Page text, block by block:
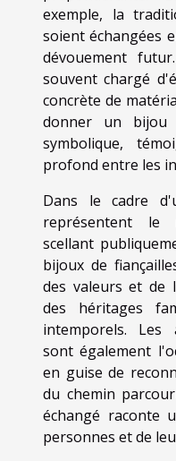
exemple, la
soient échangées
dévouement
souvent chargé
concrète de
donner un bijou
symbolique,
profond entre les
Dans le cadre
représentent le
scellant
bijoux de
des valeurs et de
des héritages
intemporels. Les
sont également
en guise de
du chemin
échangé raconte
personnes et de